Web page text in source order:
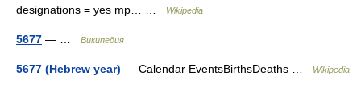
designations = yes mp… …
Wikipedia
5677 — … Википедия
5677 (Hebrew year) — Calendar EventsBirthsDeaths … Wikipedia